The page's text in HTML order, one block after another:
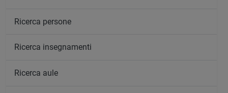
Ricerca persone
Ricerca insegnamenti
Ricerca aule